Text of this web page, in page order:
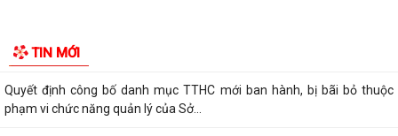
TIN MỚI
Khê, Tiên Tiến và Cộng Hòa
Quyết định công bố danh mục TTHC mới ban hành, bị bãi bỏ thuộc
phạm vi chức năng quản lý của Sở...